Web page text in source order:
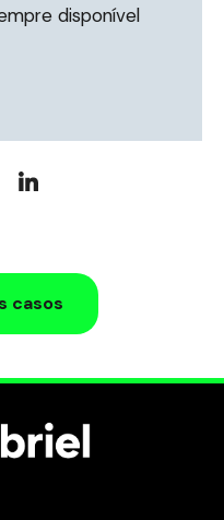
disponível
casos